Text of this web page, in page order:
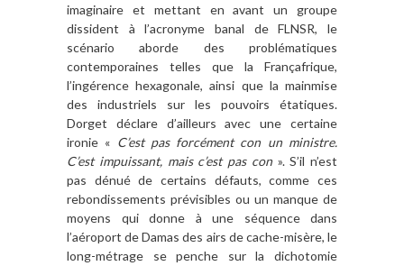
imaginaire et mettant en avant un groupe
dissident à l’acronyme banal de FLNSR, le
scénario aborde des problématiques
contemporaines telles que la Françafrique,
l’ingérence hexagonale, ainsi que la mainmise
des industriels sur les pouvoirs étatiques.
Dorget déclare d’ailleurs avec une certaine
ironie « C’est pas forcément con un ministre.
C’est impuissant, mais c’est pas con ». S’il n’est
pas dénué de certains défauts, comme ces
rebondissements prévisibles ou un manque de
moyens qui donne à une séquence dans
l’aéroport de Damas des airs de cache-misère, le
long-métrage se penche sur la dichotomie